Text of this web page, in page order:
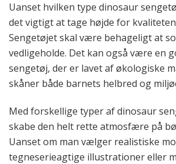
Uanset hvilken type dinosaur
det vigtigt at tage højde for
Sengetøjet skal være behageligt at
vedligeholde. Det kan også være en
sengetøj, der er lavet af økologiske
skåner både barnets helbred og
Med forskellige typer af dinosaur
skabe den helt rette atmosfære på
Uanset om man vælger realistiske
tegneserieagtige illustrationer eller